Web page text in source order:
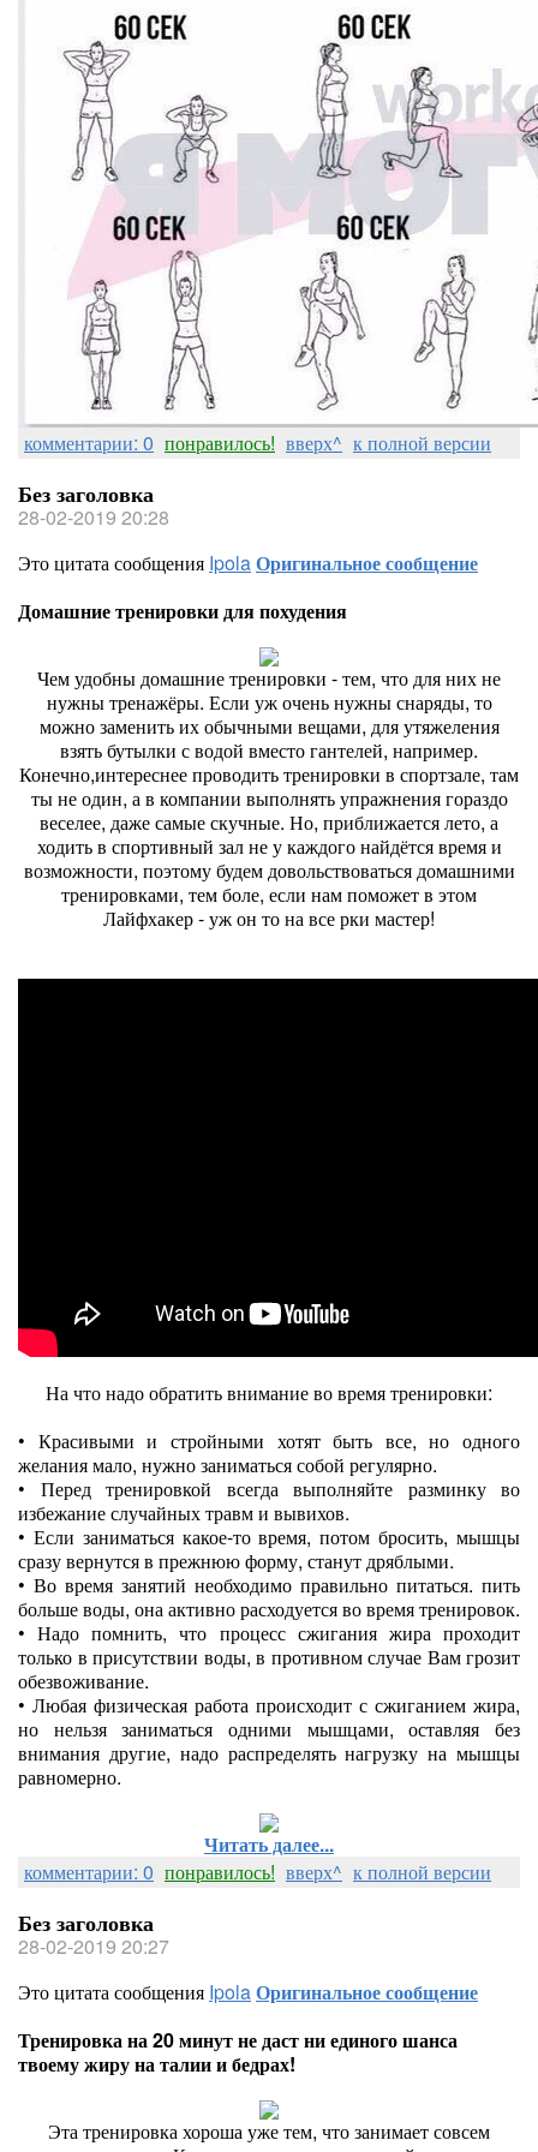
комментарии: 0 понравилось! вверх^ к полной версии
Без заголовка
28-02-2019 20:28
Это цитата сообщения IpolaОригинальное сообщение
Домашние тренировки для похудения
Чем удобны домашние тренировки - тем, что для них не
нужны тренажёры. Если уж очень нужны снаряды, то
можно заменить их обычными вещами, для утяжеления
взять бутылки с водой вместо гантелей, например.
Конечно,интереснее проводить тренировки в спортзале, там
ты не один, а в компании выполнять упражнения гораздо
веселее, даже самые скучные. Но, приближается лето, а
ходить в спортивный зал не у каждого найдётся время и
возможности, поэтому будем довольствоваться домашними
тренировками, тем боле, если нам поможет в этом
Лайфхакер - уж он то на все рки мастер!
На что надо обратить внимание во время тренировки:
• Красивыми и стройными хотят быть все, но одного
желания мало, нужно заниматься собой регулярно.
•
Перед тренировкой всегда выполняйте разминку во
избежание случайных травм и вывихов.
• Если заниматься какое-то время, потом бросить, мышцы
сразу вернутся в прежнюю форму, станут дряблыми.
• Во время занятий необходимо правильно питаться. пить
больше воды, она активно расходуется во время тренировок.
• Надо помнить, что процесс сжигания жира проходит
только в присутствии воды, в противном случае Вам грозит
обезвоживание.
• Любая физическая работа происходит с сжиганием жира,
но нельзя заниматься одними мышцами, оставляя без
внимания другие, надо распределять нагрузку на мышцы
равномерно.
Читать далее...
комментарии: 0 понравилось! вверх^ к полной версии
Без заголовка
28-02-2019 20:27
Это цитата сообщения IpolaОригинальное сообщение
Тренировка на 20 минут не даст ни единого шанса
твоему жиру на талии и бедрах!
Эта тренировка хороша уже тем, что занимает совсем